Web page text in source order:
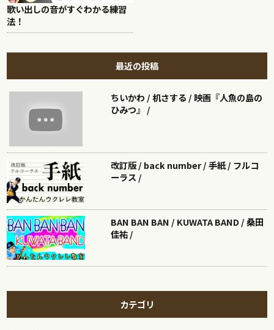
歌い出しの音がすぐわかる練習
法！
最近の投稿
ちいかわ / 机さする / 映画『人魚の島の
ひみつ』 /
改訂版 / back number / 手紙 / フルコ
ーラス /
BAN BAN BAN / KUWATA BAND / 桑田
佳祐 /
カテゴリ